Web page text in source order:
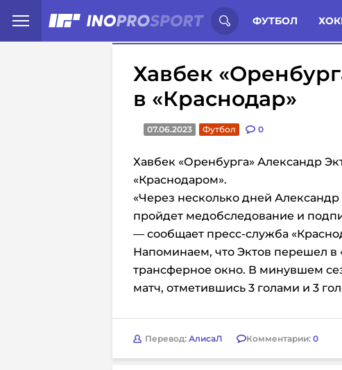
ФУТБОЛ
Иностранцы о спорте России: Статьи
Хавбек
в «Краснодар»
07.06.2023 Футбол 0
Хавбек «Оренбурга» Александр
«Краснодаром».
«Через несколько дней
пройдет медобследование и
— сообщает пресс-служба
Напоминаем, что Эктов перешел в
трансферное окно. В минувшем
матч, отметившись 3 голами и 3
Перевод: АлисаЛ Комментарии: 0